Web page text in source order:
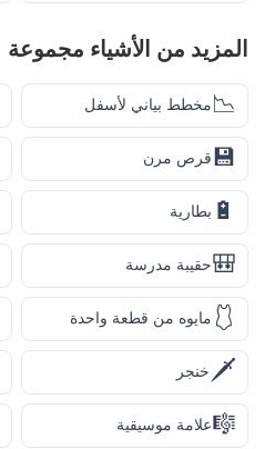
المزيد من الأشياء مجموعة
📉مخطط بياني لأسفل
💾قرص مرن
🔋 بطارية
🎒حقيبة مدرسة
🩱 مايوه من قطعة واحدة
🗡️خنجر
🎼علامة موسيقية